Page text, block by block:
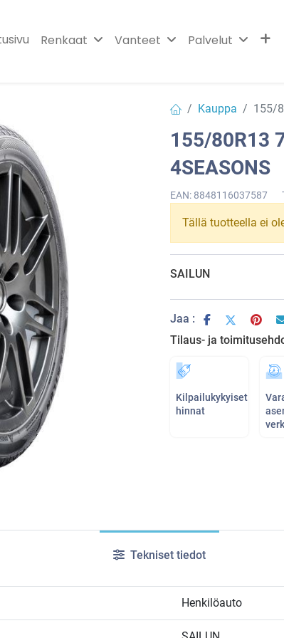
Renkaat Vanteet Palvelut
Kauppa 155/
155/80R13
4SEASONS
EAN: 8848116037587
Tällä tuotteella ei
SAILUN
Jaa :
Tilaus- ja
Kilpailukykyiset
hinnat
Tekniset tiedot
Henkilöauto